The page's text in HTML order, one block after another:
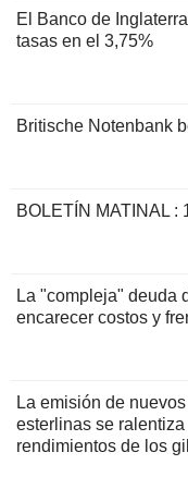
El Banco de
tasas en el 3,75%
Britische Notenbank
BOLETÍN MATINAL :
La "compleja" deuda
encarecer costos y
La emisión de
esterlinas se
rendimientos de los